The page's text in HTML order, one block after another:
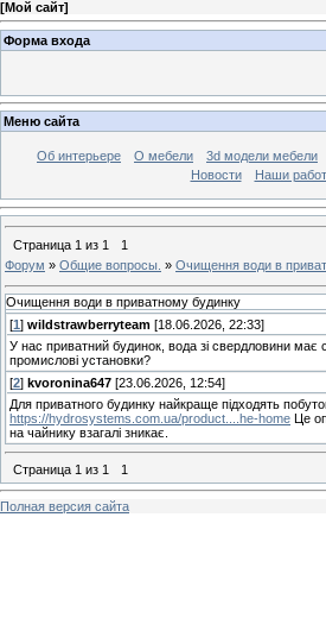
[Мой сайт]
Форма входа
Меню сайта
Об интерьере О мебели 3d модели мебели
Новости
Наши
Страница 1 из 1
1
Форум » Общие вопросы. » Очищення води в
Очищення води в приватному будинку
[1 ] wildstrawberryteam [18.06.2026, 22:33]
У нас приватний будинок, вода зі свердловини має
промислові установки?
[2] kvoronina647 [23.06.2026, 12:54]
Для приватного будинку найкраще підходять
https://hydrosystems.com.ua/product....he-home Це
на чайнику взагалі зникає.
Страница 1 из 1 1
Полная версия сайта